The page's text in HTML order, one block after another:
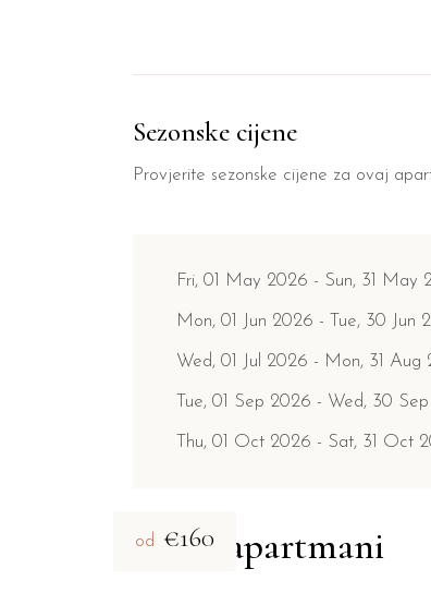
Sezonske cijene
Provjerite sezonske cijene za ovaj
Fri, 01 May 2026 Sun, 31 May
Mon, 01 Jun 2026 Tue, 30 Jun
Wed, 01 Jul 2026 Mon, 31 Aug
Tue, 01 Sep 2026 Wed, 30
Thu, 01 Oct 2026 Sat, 31 Oct
Slični apartmani
od €160